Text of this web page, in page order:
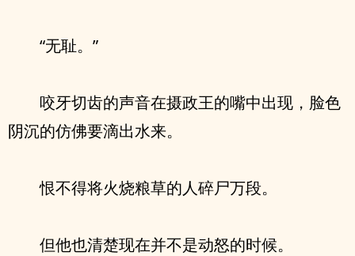
“无耻。”
咬牙切齿的声音在摄政王的嘴中出现，脸色
阴沉的仿佛要滴出水来。
恨不得将火烧粮草的人碎尸万段。
但他也清楚现在并不是动怒的时候。